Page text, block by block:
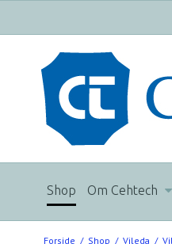
Shop Om Cehtech
Forside / Shop / Vileda /